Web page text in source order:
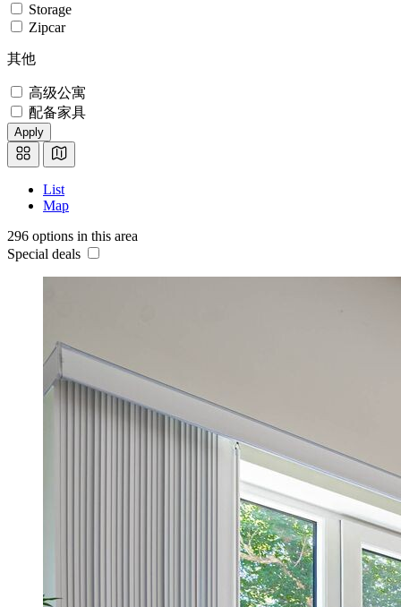
Storage
Zipcar
其他
高级公寓
配备家具
Apply
List
Map
296 options in this area
Special deals